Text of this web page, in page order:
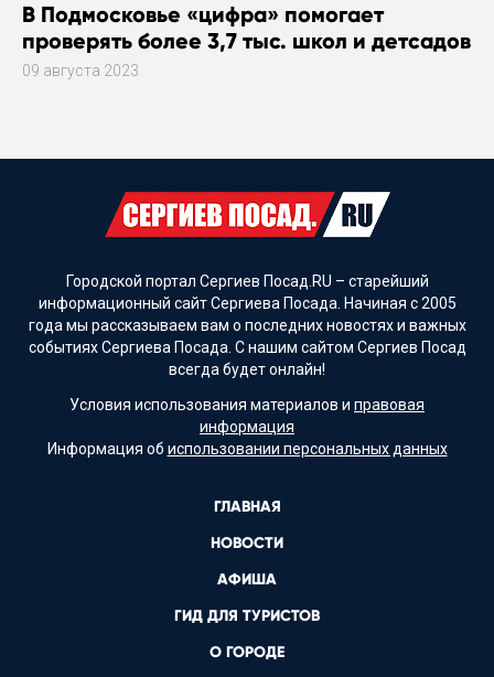
В Подмосковье «цифра» помогает
проверять более 3,7 тыс. школ и детсадов
09 августа 2023
Городской портал Сергиев Посад.RU – старейший
информационный сайт Сергиева Посада. Начиная с 2005
года мы рассказываем вам о последних новостях и важных
событиях Сергиева Посада. С нашим сайтом Сергиев Посад
всегда будет онлайн!
Условия использования материалов и правовая
информация
Информация об использовании персональных данных
ГЛАВНАЯ
НОВОСТИ
АФИША
ГИД ДЛЯ ТУРИСТОВ
О ГОРОДЕ